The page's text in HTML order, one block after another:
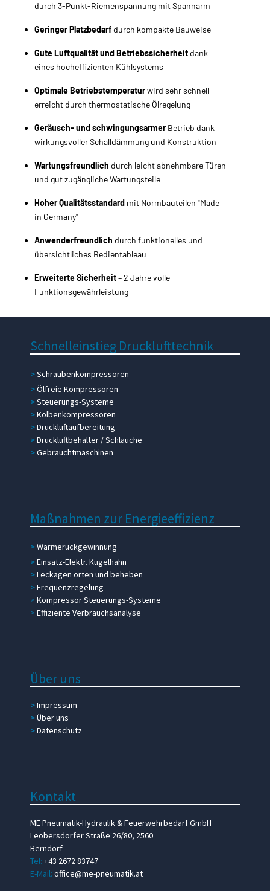
durch 3-Punkt-Riemenspannung mit Spannarm
Geringer Platzbedarf durch kompakte Bauweise
Gute Luftqualität und Betriebssicherheit dank
eines hocheffizienten Kühlsystems
Optimale Betriebstemperaturwird sehr schnell
erreicht durch thermostatische Ölregelung
Geräusch- und schwingungsarmerBetrieb dank
wirkungsvoller Schalldämmung und Konstruktion
Wartungsfreundlich durch leicht abnehmbare Türen
und gut zugängliche Wartungsteile
Hoher Qualitätsstandard mit Normbauteilen "Made
in Germany"
Anwenderfreundlich durch funktionelles und
übersichtliches Bedientableau
Erweiterte Sicherheit– 2 Jahre volle
Funktionsgewährleistung
Schnelleinstieg Drucklufttechnik
>Schraubenkompressoren
>Ölfreie Kompressoren
>Steuerungs-Systeme
>Kolbenkompressoren
>Druckluftaufbereitung
>Druckluftbehälter / Schläuche
>Gebrauchtmaschinen
Maßnahmen zur Energieeffizienz
>Wärmerückgewinnung
>Einsatz-Elektr. Kugelhahn
>Leckagen orten und beheben
>Frequenzregelung
> Kompressor Steuerungs-Systeme
> Effiziente Verbrauchsanalyse
Über uns
>Impressum
>Über uns
>Datenschutz
Kontakt
ME Pneumatik-Hydraulik & Feuerwehrbedarf GmbH
Leobersdorfer Straße 26/80, 2560
Berndorf
Tel: +43 2672 83747
E-Mail: office@me-pneumatik.at